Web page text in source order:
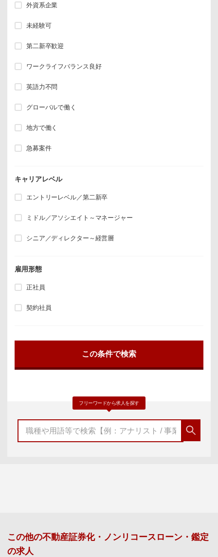
外資系企業
未経験可
第二新卒歓迎
ワークライフバランス良好
英語力不問
グローバルで働く
地方で働く
急募案件
キャリアレベル
エントリーレベル／第二新卒
ミドル／アソシエイト～マネージャー
シニア／ディレクター～経営層
雇用形態
正社員
契約社員
フリーワードから求人を探す
この他の不動産証券化・ノンリコースローン・鑑定
の求人